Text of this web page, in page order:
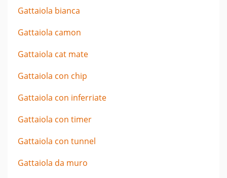
Gattaiola bianca
Gattaiola camon
Gattaiola cat mate
Gattaiola con chip
Gattaiola con inferriate
Gattaiola con timer
Gattaiola con tunnel
Gattaiola da muro